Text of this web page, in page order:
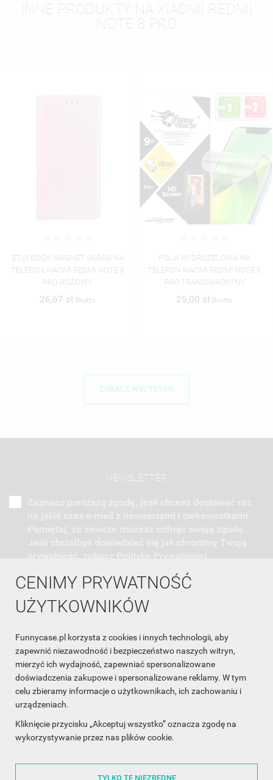
CENIMY PRYWATNOŚĆ
UŻYTKOWNIKÓW
Funnycase.pl korzysta z cookies i innych technologii, aby
zapewnić niezawodność i bezpieczeństwo naszych witryn,
mierzyć ich wydajność, zapewniać spersonalizowane
doświadczenia zakupowe i spersonalizowane reklamy. W tym
celu zbieramy informacje o użytkownikach, ich zachowaniu i
urządzeniach.
Kliknięcie przycisku „Akceptuj wszystko” oznacza zgodę na
wykorzystywanie przez nas plików cookie.
TYLKO TE NIEZBĘDNE
INNE PRODUKTY NA XIAOMI REDMI
NOTE 8 PRO
ETUI BOOK MAGNET SKÓRA NA
TELEFON XIAOMI REDMI NOTE 8
PRO RÓŻOWY
26,67 zł Brutto
FOLIA HYDROŻELOWA NA
TELEFON XIAOMI REDMI NOTE 8
PRO TRANSPARENTNY
25,00 zł Brutto
ZOBACZ WSZYSTKIE
NEWSLETTER
INFORMACJA O SKLEPIE
INFORMACJE
OBSŁUGA KLIENTA
WSPÓŁPRACA
ŚLEDŹ NAS NA FACEBOOKU